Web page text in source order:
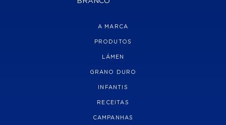
A MARCA
PRODUTOS
LÁMEN
GRANO DURO
INFANTIS
RECEITAS
CAMPANHAS